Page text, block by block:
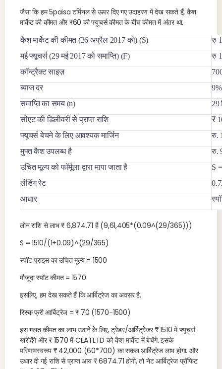
जैसा कि हम 5paisa टर्मिनल से ऊपर दिए गए उदाहरण में देख सकते हैं, कैश
मार्केट की कीमत और ₹60 की फ्यूचर्स कीमत के बीच कीमत में अंतर था.
कैश मार्केट की कीमत (26 अप्रैल 2017 को) (S)
रु
मई फ्यूचर्स (29 मई 2017 को समाप्ति) (F)
रु
कॉन्ट्रैक्ट साइज़
ब्याज दर
9%
समाप्ति का समय (n)
29
सीएट की डिलीवरी से प्राप्त राशि
₹
फ्यूचर्स बेचने के लिए आवश्यक मार्जिन
रु.
मुफ्त कैश उपलब्ध है
रु.
उचित मूल्य को फॉर्मूला द्वारा मापा जाता है
S
लेंडिंग रेट
आधार
लोन राशि से लाभ ₹ 6,874.71 है (9,61,405*(0.09^(29/365)))
S = 1510/(1+0.09)^(29/365)
स्पॉट प्राइस का उचित मूल्य = 1500
मौजूदा स्पॉट कीमत = 1570
इसलिए, हम देख सकते हैं कि आर्बिट्रेज का अवसर है.
रिस्क फ्री आर्बिट्रेज = ₹ 70 (1570-1500)
इस गलत कीमत का लाभ उठाने के लिए, ट्रेडर/आर्बिट्रेजर ₹ 1510 में फ्यूचर्स
खरीदेंगे और ₹ 1570 में CEATLTD को कैश मार्केट में बेचेंगे. इसके
परिणामस्वरूप ₹ 42,000 (60*700) का सकल आर्बिट्रेज लाभ होगा. और
उधार दी गई राशि से प्राप्त आय ₹ 6874.71 होगी, तो नेट आर्बिट्रेज प्रॉफिट